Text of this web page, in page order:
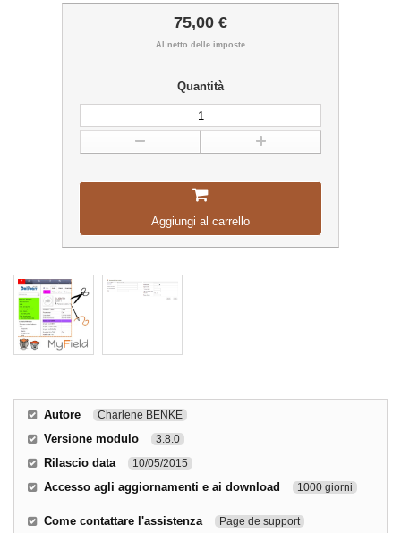
75,00 €
Al netto delle imposte
Quantità
Aggiungi al carrello
Autore Charlene BENKE
Versione modulo 3.8.0
Rilascio data 10/05/2015
Accesso agli aggiornamenti e ai download 1000 giorni
Come contattare l'assistenza Page de support